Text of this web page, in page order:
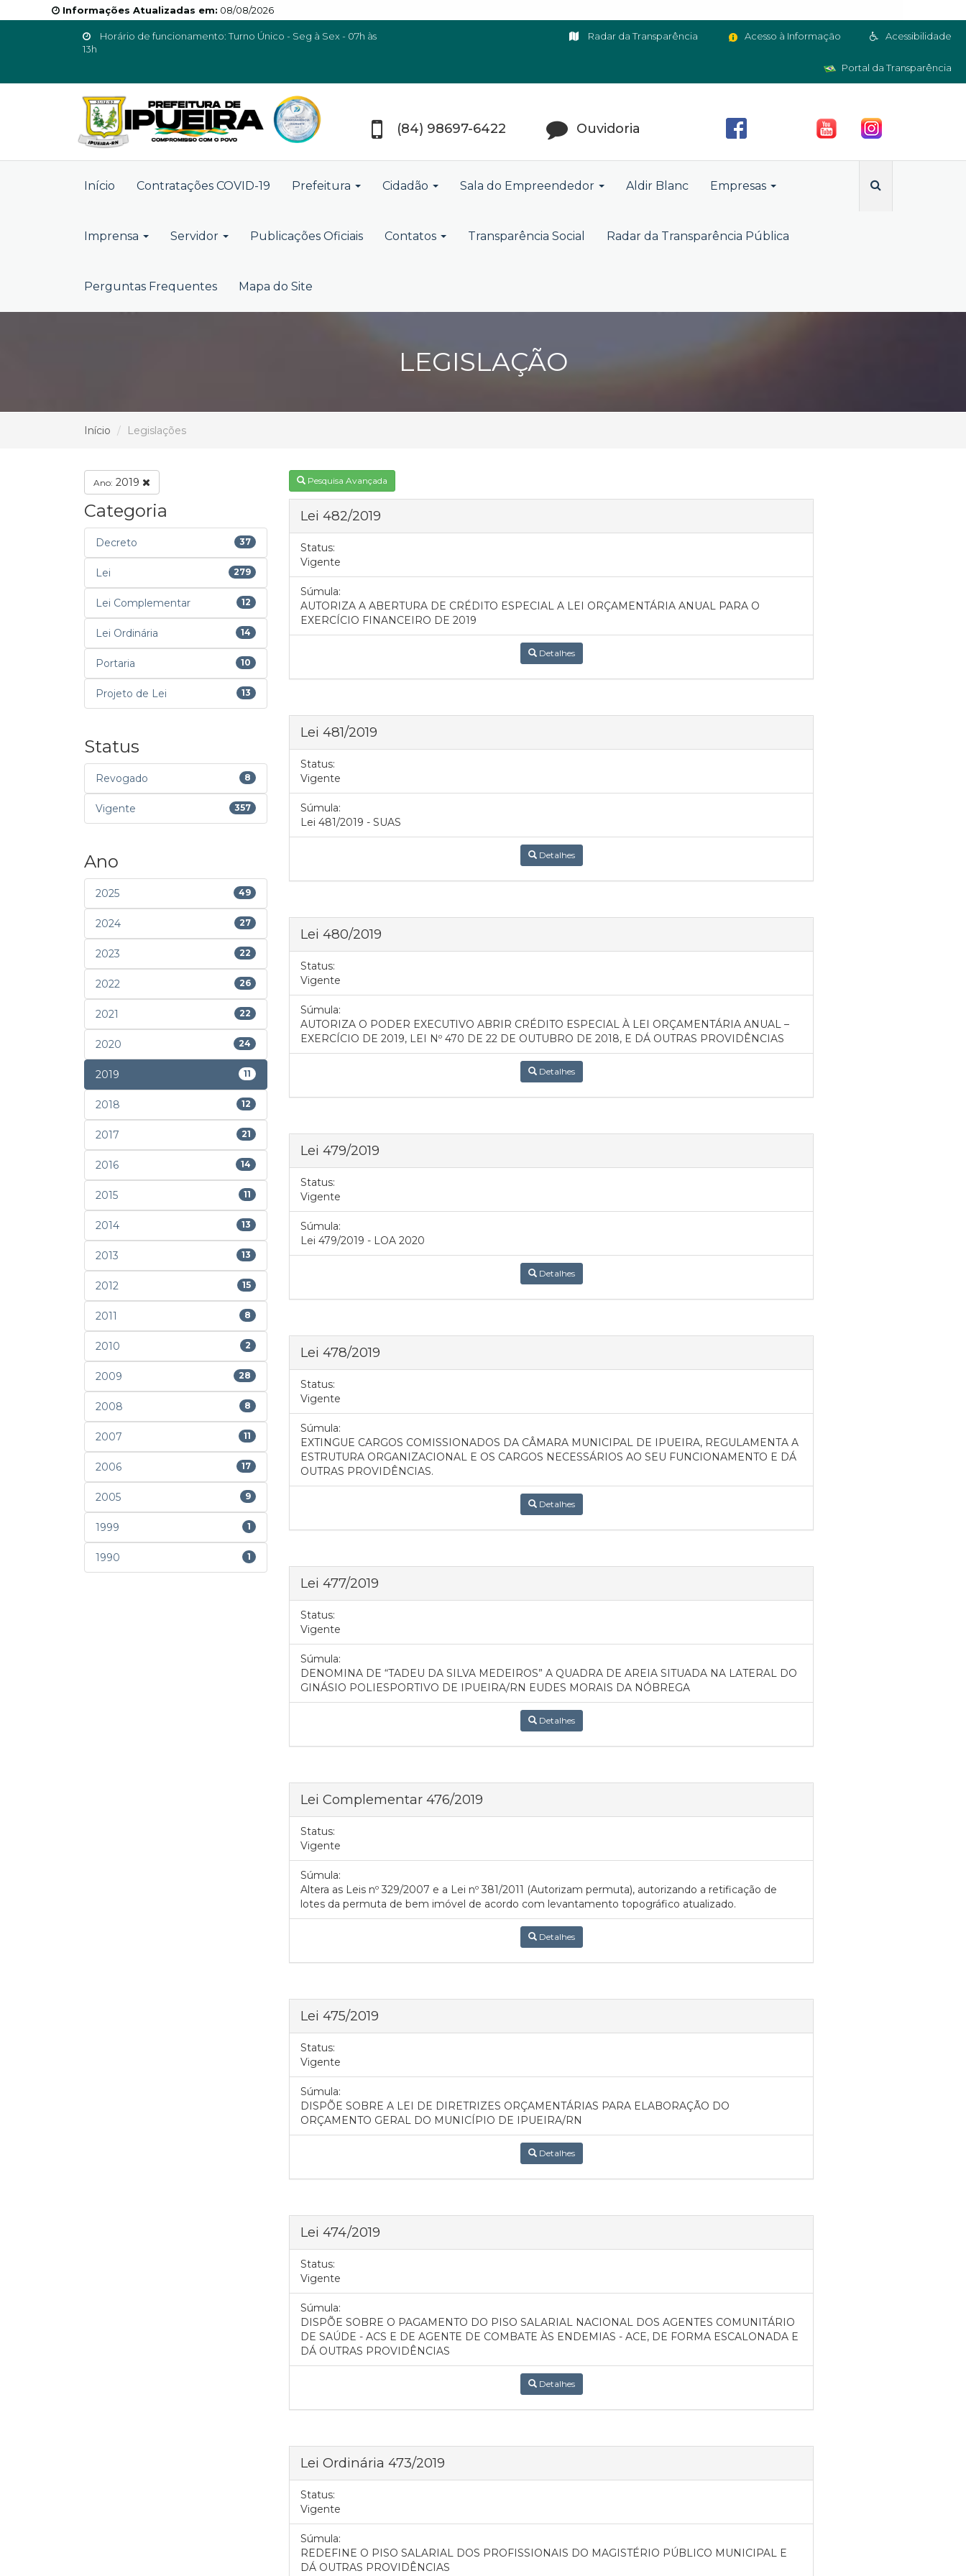
Informações Atualizadas em: 08/08/2026
Horário de funcionamento: Turno Único - Seg à Sex - 07h às
13h
Acessibilidade
Acesso à Informação
Radar da Transparência
Portal da Transparência
(84) 98697-6422 Ouvidoria
Início Contratações COVID-19 Prefeitura Cidadão Sala do Empreendedor Aldir Blanc Empresas
Imprensa Servidor Publicações Oficiais Contatos Transparência Social Radar da Transparência Pública
Perguntas Frequentes Mapa do Site
LEGISLAÇÃO
Início Legislações
Ano: 2019
Categoria
Decreto 37
Lei 279
Lei Complementar 12
Lei Ordinária 14
Portaria 10
Projeto de Lei 13
Status
Revogado 8
Vigente 357
Ano
2025 49
2024 27
2023 22
2022 26
2021 22
2020 24
2019 11
2018 12
2017 21
2016 14
2015 11
2014 13
2013 13
2012 15
2011 8
2010 2
2009 28
2008 8
2007 11
2006 17
2005 9
1999 1
1990 1
Pesquisa Avançada
Lei 482/2019
Status:
Vigente
Súmula:
AUTORIZA A ABERTURA DE CRÉDITO ESPECIAL A LEI ORÇAMENTÁRIA ANUAL PARA O
EXERCÍCIO FINANCEIRO DE 2019
Detalhes
Lei 481/2019
Status:
Vigente
Súmula:
Lei 481/2019 - SUAS
Detalhes
Lei 480/2019
Status:
Vigente
Súmula:
AUTORIZA O PODER EXECUTIVO ABRIR CRÉDITO ESPECIAL À LEI ORÇAMENTÁRIA ANUAL –
EXERCÍCIO DE 2019, LEI Nº 470 DE 22 DE OUTUBRO DE 2018, E DÁ OUTRAS PROVIDÊNCIAS
Detalhes
Lei 479/2019
Status:
Vigente
Súmula:
Lei 479/2019 - LOA 2020
Detalhes
Lei 478/2019
Status:
Vigente
Súmula:
EXTINGUE CARGOS COMISSIONADOS DA CÂMARA MUNICIPAL DE IPUEIRA, REGULAMENTA A
ESTRUTURA ORGANIZACIONAL E OS CARGOS NECESSÁRIOS AO SEU FUNCIONAMENTO E DÁ
OUTRAS PROVIDÊNCIAS.
Detalhes
Lei 477/2019
Status:
Vigente
Súmula:
DENOMINA DE “TADEU DA SILVA MEDEIROS” A QUADRA DE AREIA SITUADA NA LATERAL DO
GINÁSIO POLIESPORTIVO DE IPUEIRA/RN EUDES MORAIS DA NÓBREGA
Detalhes
Lei Complementar 476/2019
Status:
Vigente
Súmula:
Altera as Leis nº 329/2007 e a Lei nº 381/2011 (Autorizam permuta), autorizando a retificação de
lotes da permuta de bem imóvel de acordo com levantamento topográfico atualizado.
Detalhes
Lei 475/2019
Status:
Vigente
Súmula:
DISPÕE SOBRE A LEI DE DIRETRIZES ORÇAMENTÁRIAS PARA ELABORAÇÃO DO
ORÇAMENTO GERAL DO MUNICÍPIO DE IPUEIRA/RN
Detalhes
Lei 474/2019
Status:
Vigente
Súmula:
DISPÕE SOBRE O PAGAMENTO DO PISO SALARIAL NACIONAL DOS AGENTES COMUNITÁRIO
DE SAÚDE - ACS E DE AGENTE DE COMBATE ÀS ENDEMIAS - ACE, DE FORMA ESCALONADA E
DÁ OUTRAS PROVIDÊNCIAS
Detalhes
Lei Ordinária 473/2019
Status:
Vigente
Súmula:
REDEFINE O PISO SALARIAL DOS PROFISSIONAIS DO MAGISTÉRIO PÚBLICO MUNICIPAL E
DÁ OUTRAS PROVIDÊNCIAS